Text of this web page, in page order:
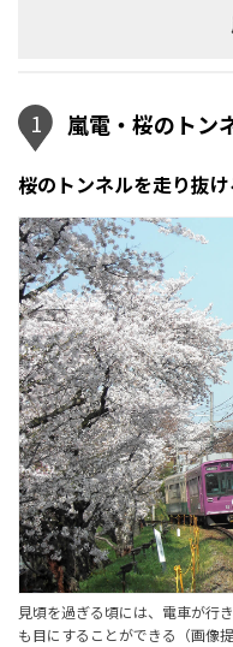
1 嵐電・桜のトン
桜のトンネルを走り抜
見頃を過ぎる頃には、電車が行
も目にすることができる（画像